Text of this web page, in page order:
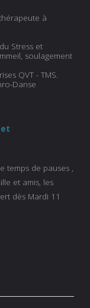
à
Stress et
soulagement
QVT - TMS.
Danse
temps de pauses ,
et amis, les
dès Mardi 11